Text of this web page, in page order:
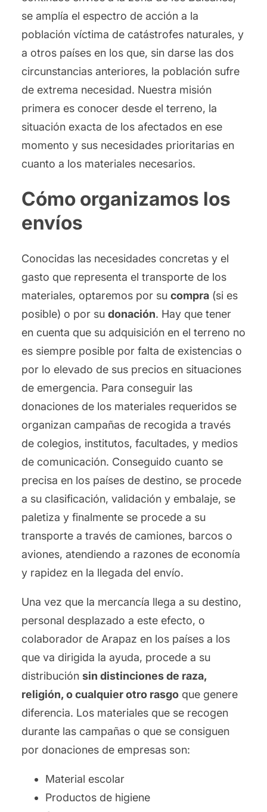
se amplía el espectro de acción a la
población víctima de catástrofes naturales, y
a otros países en los que, sin darse las dos
circunstancias anteriores, la población sufre
de extrema necesidad. Nuestra misión
primera es conocer desde el terreno, la
situación exacta de los afectados en ese
momento y sus necesidades prioritarias en
cuanto a los materiales necesarios.
Cómo organizamos los
envíos
Conocidas las necesidades concretas y el
gasto que representa el transporte de los
materiales, optaremos por su compra (si es
posible) o por su donación. Hay que tener
en cuenta que su adquisición en el terreno no
es siempre posible por falta de existencias o
por lo elevado de sus precios en situaciones
de emergencia. Para conseguir las
donaciones de los materiales requeridos se
organizan campañas de recogida a través
de colegios, institutos, facultades, y medios
de comunicación. Conseguido cuanto se
precisa en los países de destino, se procede
a su clasificación, validación y embalaje, se
paletiza y finalmente se procede a su
transporte a través de camiones, barcos o
aviones, atendiendo a razones de economía
y rapidez en la llegada del envío.
Una vez que la mercancía llega a su destino,
personal desplazado a este efecto, o
colaborador de Arapaz en los países a los
que va dirigida la ayuda, procede a su
distribución sin distinciones de raza,
religión, o cualquier otro rasgo que genere
diferencia. Los materiales que se recogen
durante las campañas o que se consiguen
por donaciones de empresas son:
Material escolar
Productos de higiene